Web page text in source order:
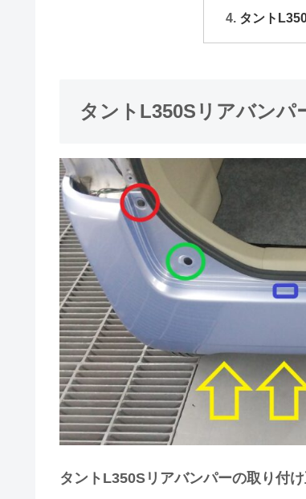
タント
タントL350Sリアバンパ
タントL350Sリアバンパーの取り付